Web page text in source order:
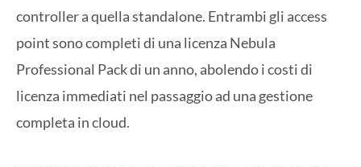
controller a quella standalone. Entrambi gli access
point sono completi di una licenza Nebula
Professional Pack di un anno, abolendo i costi di
licenza immediati nel passaggio ad una gestione
completa in cloud.